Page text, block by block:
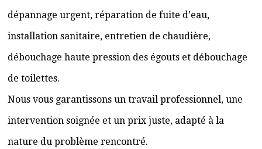
dépannage urgent, réparation de fuite d’eau,
installation sanitaire, entretien de chaudière,
débouchage haute pression des égouts et débouchage
de toilettes.
Nous vous garantissons un travail professionnel, une
intervention soignée et un prix juste, adapté à la
nature du problème rencontré.